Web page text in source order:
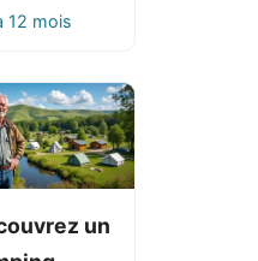
12 mois
un